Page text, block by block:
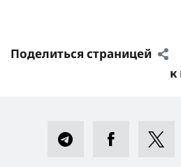
Поделиться страницей
к